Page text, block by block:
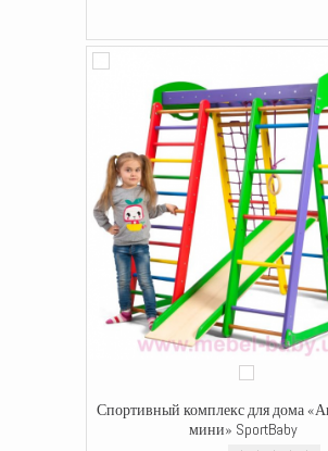
Спортивный комплекс для дома
мини» SportBaby